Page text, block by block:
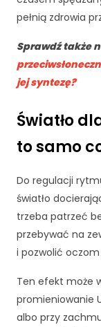
pełnią zdrowia
Sprawdź także
jej syntezę?
Światło
to samo
Do regulacji
światło
trzeba patrzeć
przebywać na
i pozwolić
Ten efekt może
promieniowanie
albo przy
n
t
o
w
d
zi
a
ł
a
j
n
jl
e
p